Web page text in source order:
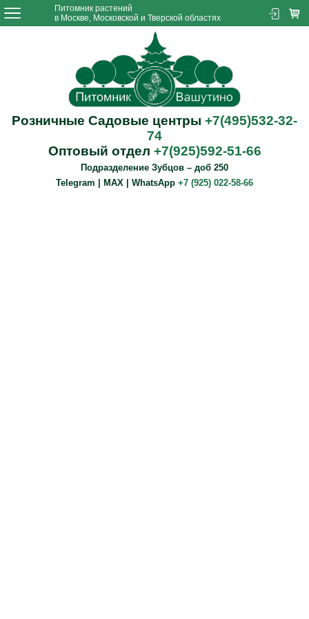
Питомник растений
в Москве, Московской и Тверской областях
Розничные Садовые центры +7(495)532-32-
74
Оптовый отдел +7(925)592-51-66
Подразделение Зубцов – доб 250
Telegram | MAX | WhatsApp +7 (925) 022-58-66